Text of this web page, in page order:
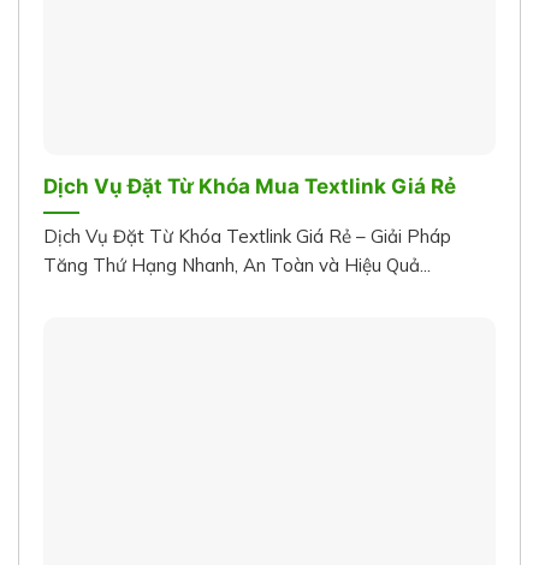
Dịch Vụ Đặt Từ Khóa Mua Textlink Giá Rẻ
Dịch Vụ Đặt Từ Khóa Textlink Giá Rẻ – Giải Pháp
Tăng Thứ Hạng Nhanh, An Toàn và Hiệu Quả...